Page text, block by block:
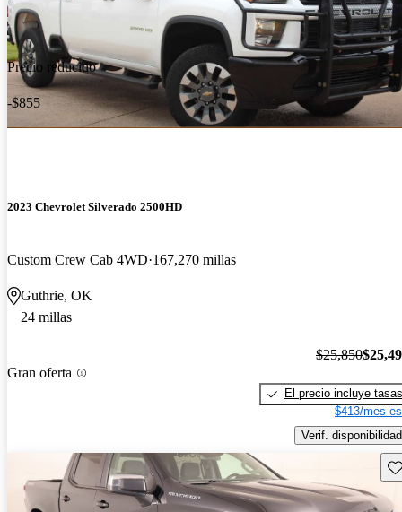
Precio reducido
-$855
2023 Chevrolet Silverado 2500HD
Custom Crew Cab 4WD 167,270 millas
Guthrie, OK
24 millas
Gran oferta
$25,850
El precio incluye tasas
$413/mes
Verif. disponibilidad